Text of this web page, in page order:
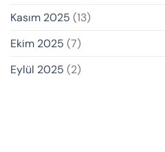
Kasım 2025 (13)
Ekim 2025 (7)
Eylül 2025 (2)